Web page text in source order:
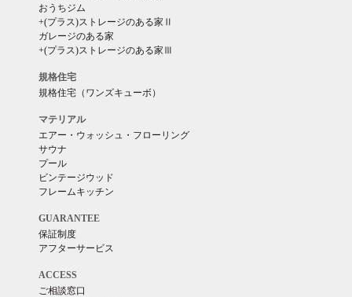
おうちジム
+(プラス)ストレージのある家Ⅱ
ガレージのある家
+(プラス)ストレージのある家Ⅲ
規格住宅
規格住宅（ワンズキューボ）
マテリアル
エアー・ウォッシュ・フローリング
サウナ
プール
ビンテージウッド
フレームキッチン
GUARANTEE
保証制度
アフターサービス
ACCESS
ご相談窓口